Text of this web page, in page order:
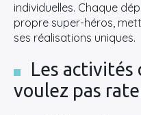
individuelles. Chaque
propre super-héros,
ses réalisations uniques.
Les activités
voulez pas